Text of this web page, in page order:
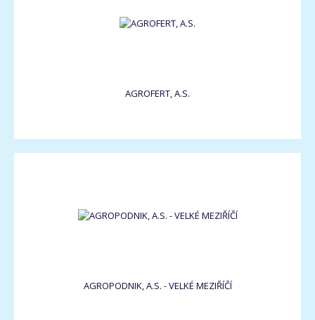
AGROFERT, A.S.
AGROPODNIK, A.S. - VELKÉ MEZIŘÍČÍ